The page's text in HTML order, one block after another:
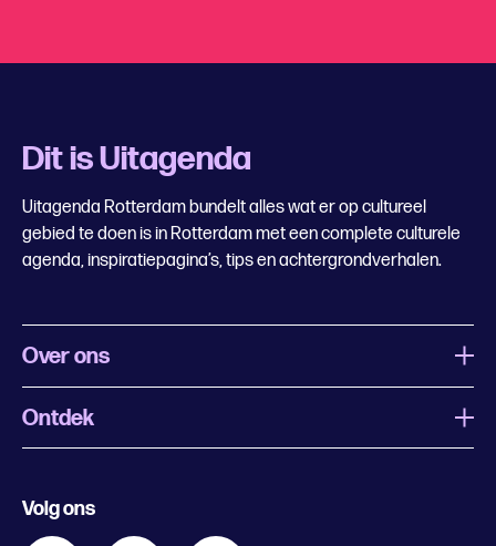
Dit is Uitagenda
Uitagenda Rotterdam bundelt alles wat er op cultureel
gebied te doen is in Rotterdam met een complete culturele
agenda, inspiratiepagina’s, tips en achtergrondverhalen.
Over ons
Wat is Uitagenda Rotterdam
Contact
Ontdek
Kids
Volg ons